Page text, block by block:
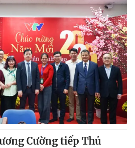
VTV Thể thao
Bất động sản
Tấm lòng Việt
Vươn mình bằng AI
VTV8
Cường tiếp Thủ